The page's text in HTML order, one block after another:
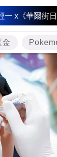
一 x《華爾街日
金